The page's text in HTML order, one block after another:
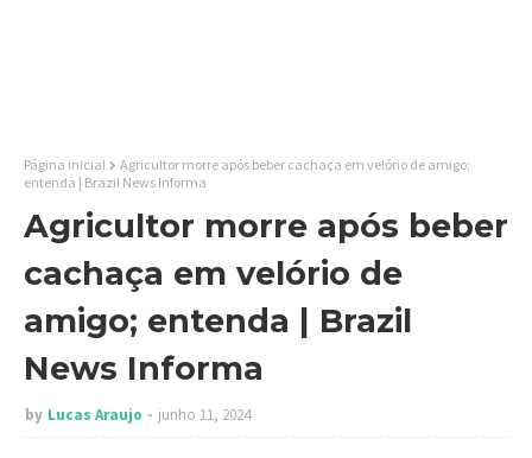
Página inicial
Agricultor morre após beber cachaça em velório de amigo;
entenda | Brazil News Informa
Agricultor morre após beber
cachaça em velório de
amigo; entenda | Brazil
News Informa
by Lucas Araujo junho 11, 2024